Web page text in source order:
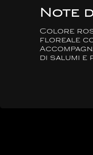
Note
Colore
floreale
di salumi e